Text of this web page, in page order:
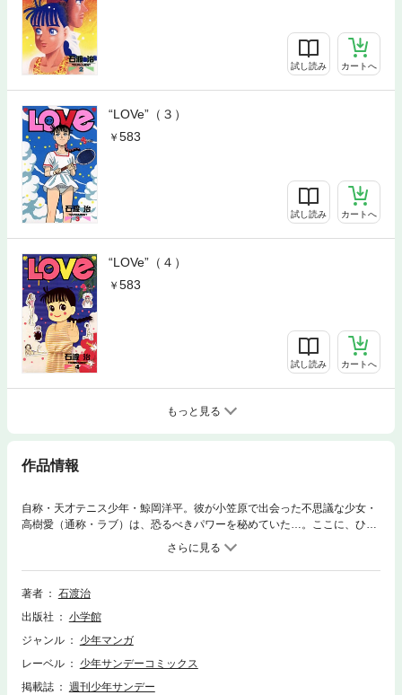
試し読み カートへ
“LOVe”（３）
583
試し読み カートへ
“LOVe”（４）
583
試し読み カートへ
もっと見る
作品情報
自称・天才テニス少年・鯨岡洋平。彼が小笠原で出会った不思議な少女・
高樹愛（通称・ラブ）は、恐るべきパワーを秘めていた…。ここに、ひと
りの天才テニスプレーヤーが誕生する！！ボクシング漫画「B・B」の続編
として描かれた、高樹りょうの娘の物語！！
著者
石渡治
出版社
小学館
ジャンル
少年マンガ
レーベル
少年サンデーコミックス
掲載誌
週刊少年サンデー